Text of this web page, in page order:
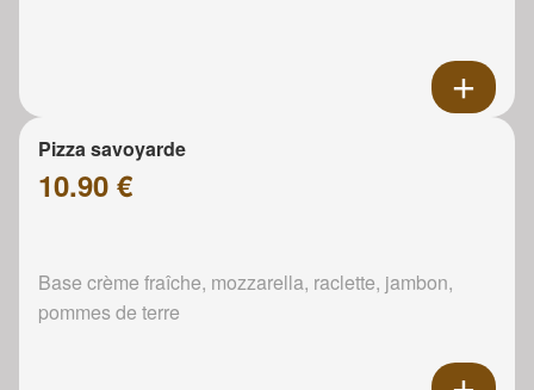
Pizza savoyarde
10.90 €
Base crème fraîche, mozzarella, raclette, jambon,
pommes de terre